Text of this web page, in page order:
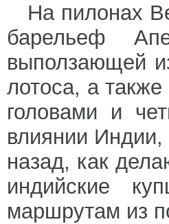
На пилонах
барельеф
выползающей
лотоса, а
головами и
влиянии Индии,
назад, как
индийские
маршрутам из